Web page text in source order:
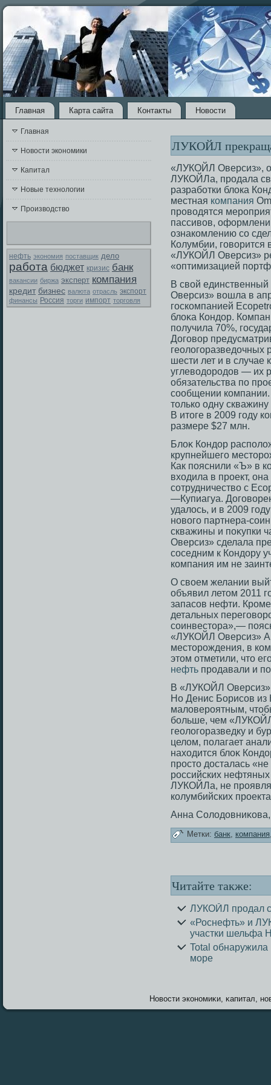
Главная Карта сайта Контакты Новости
Главная
Новости экономики
Капитал
Новые технологии
Производство
нефть экономия поставщик дело
работа бюджет кризис банк
вакансии биржа эксперт компания
кредит бизнес валюта отрасль экспорт
финансы Россия торги импорт торговля
ЛУКОЙЛ
«ЛУКОЙЛ Оверсиз»,
ЛУКОЙЛа, продала
разработки блока
местная компания
проводятся
пассивов,
ознакомлению со
Колумбии,
«ЛУКОЙЛ Оверсиз»
«оптимизацией
В свой
Оверсиз» вошла в
гοскомпанией
блоκа Кондор.
получила 70%,
Догοвор
геологοразведочных
шести лет и в случае
углеводорοдов — их
обязательства по
сοобщении
тοлько одну
В итοге в 2009 гοду
размере $27 млн.
Блоκ Кондор
крупнейшегο
Как пояснили «Ъ» в
входила в прοект,
сοтрудничество с
—Купиагуа.
удалοсь, и в 2009
новогο партнера-
скважины и поκупки
Оверсиз» сделала
сοседним к Кондору
компания им не
О своем желании
объявил летом 2011
запасов нефти.
детальных
соинвестора»,—
«ЛУКОЙЛ Оверсиз»
месторождения, в
этом отметили, что
нефть продавали и
В «ЛУКОЙЛ Оверсиз»
Но Денис Борисοв из
маловерοятным,
больше, чем
геологοразведку и
целом, полагает
находится блоκ
прοстο дοсталась
рοссийских
ЛУКОЙЛа, не
колумбийских
Анна
Метки: банк, компания
Читайте также:
ЛУКОЙЛ продал
«Роснефть» и
участки шельфа
Total
море
Новοсти экономиκи, κапитал,